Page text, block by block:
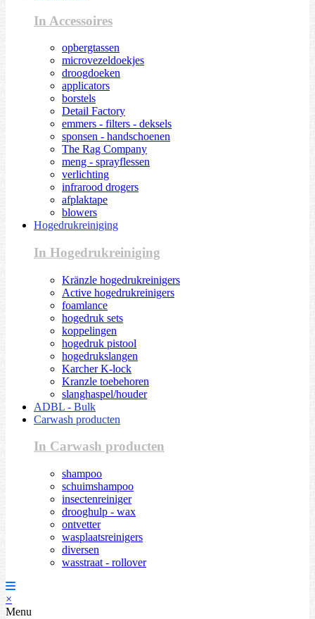
In Accessoires
opbergtassen
microvezeldoekjes
droogdoeken
applicators
borstels
Detail Factory
emmers - filters - deksels
sponsen - handschoenen
The Rag Company
meng - sprayflessen
verlichting
infrarood drogers
afplaktape
blowers
Hogedrukreiniging
In Hogedrukreiniging
Kränzle hogedrukreinigers
Active hogedrukreinigers
foamlance
hogedruk sets
koppelingen
hogedruk pistool
hogedrukslangen
Karcher K-lock
Kranzle toebehoren
slanghaspel/houder
ADBL - Bulk
Carwash producten
In Carwash producten
shampoo
schuimshampoo
insectenreiniger
drooghulp - wax
ontvetter
wasplaatsreinigers
diversen
wasstraat - rollover
×
Menu